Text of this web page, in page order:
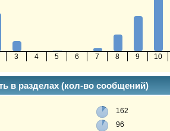
3 4 5 6 7 8 9 10
в разделах (кол-во сообщений)
162
96